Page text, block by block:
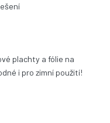
plachty a fólie na
i pro zimní použití!